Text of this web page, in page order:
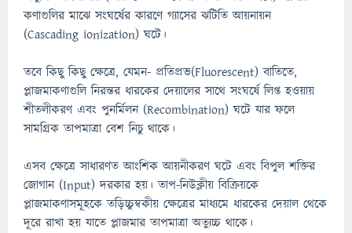
কণাগুলির মাঝে সংঘর্ষের কারণে গ্যাসের ঝটিতি আয়নায়ন
(Cascading ionization) ঘটে।
তবে কিছু কিছু ক্ষেত্রে, যেমন- প্রতিপ্রভ(Fluorescent) বাতিতে,
প্লাজমাকণাগুলি নিরন্তর ধারকের দেয়ালের সাথে সংঘর্ষে লিপ্ত হওয়ায়
শীতলীকরণ এবং পুনর্মিলন (Recombination) ঘটে যার ফলে
সামগ্রিক তাপমাত্রা বেশ নিচু থাকে।
এসব ক্ষেত্রে সাধারণত আংশিক আয়নীকরণ ঘটে এবং বিপুল শক্তির
জোগান (Input) দরকার হয়। তাপ-নিউক্লীয় বিক্রিয়কে
প্লাজমাকণাসমূহকে তড়িচ্চুম্বকীয় ক্ষেত্রের মাধ্যমে ধারকের দেয়াল থেকে
দূরে রাখা হয় যাতে প্লাজমার তাপমাত্রা অত্যুচ্চ থাকে।